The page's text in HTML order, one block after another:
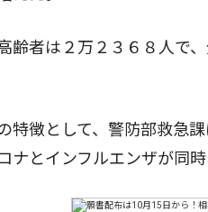
齢者は２万２３６８人で
徴として、警防部救急
ナとインフルエンザが同